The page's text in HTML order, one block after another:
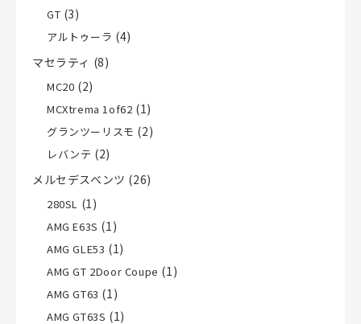
GT (3)
アルトゥーラ (4)
マセラティ (8)
MC20 (2)
MCXtrema 1of62 (1)
グランツーリスモ (2)
レバンテ (2)
メルセデスベンツ (26)
280SL (1)
AMG E63S (1)
AMG GLE53 (1)
AMG GT 2Door Coupe (1)
AMG GT63 (1)
AMG GT63S (1)